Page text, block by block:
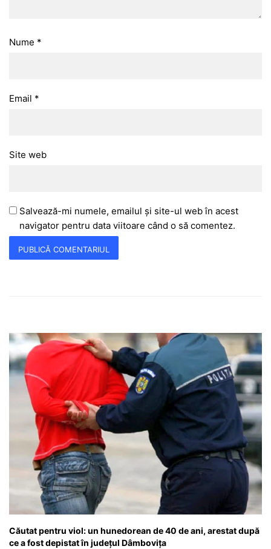
Nume *
Email *
Site web
Salvează-mi numele, emailul și site-ul web în acest
navigator pentru data viitoare când o să comentez.
Căutat pentru viol: un hunedorean de 40 de ani, arestat după
ce a fost depistat în județul Dâmbovița